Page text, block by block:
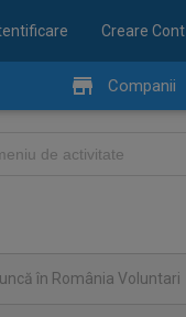
Creare Cont
Companii
în România Voluntari